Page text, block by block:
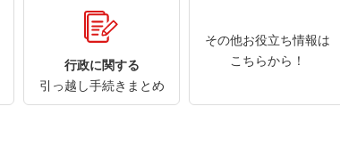
行政に関する
引っ越し手続きまとめ
その他お役立ち情報は
こちらから！